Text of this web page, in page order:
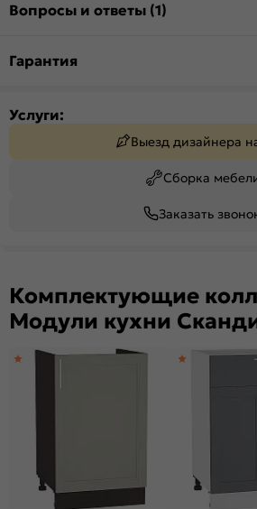
Вопросы и ответы (1)
Гарантия
Услуги:
Выезд дизайнера
Сборка
Заказать
Комплектующие
Модули кухни